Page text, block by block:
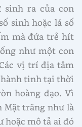
sinh ra của con
sinh hoặc lá số
mà đứa trẻ hít
như một con
vị trí địa tâm
tinh tại thời
hoàng đạo. Vì
Mặt trăng như là
hoặc mô tả ai đó